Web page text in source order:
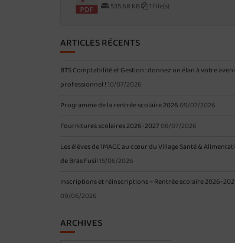
535.68 KB 1 file(s)
ARTICLES RÉCENTS
BTS Comptabilité et Gestion : donnez un élan à votre
professionnel ! 10/07/2026
Programme de la rentrée scolaire 2026 09/07/2026
Fournitures scolaires 2026-2027 08/07/2026
Les élèves de 1MACC au cœur du Village Santé &
de Bras Fusil 15/06/2026
Inscriptions et réinscriptions – Rentrée scolaire 2026-
09/06/2026
ARCHIVES